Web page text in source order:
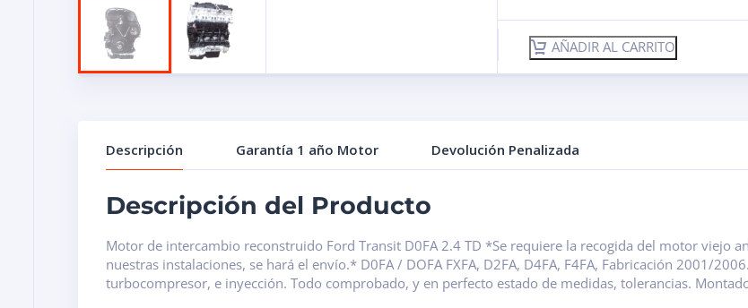
AÑADIR AL CARRITO
Descripción Garantía 1 año Motor Devolución Penalizada
Descripción del Producto
Motor de intercambio reconstruido Ford Transit D0FA 2.4 TD *Se requiere la recogida del motor viejo
nuestras instalaciones, se hará el envío.* D0FA / DOFA FXFA, D2FA, D4FA, F4FA, Fabricación 2001/
turbocompresor, e inyección. Todo comprobado, y en perfecto estado de medidas, tolerancias.